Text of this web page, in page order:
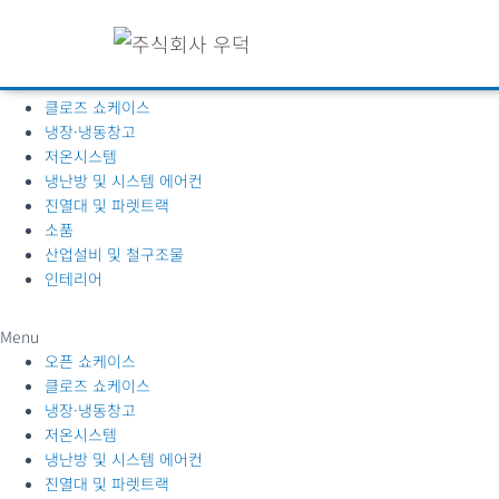
오픈 쇼케이스
클로즈 쇼케이스
냉장·냉동창고
저온시스템
냉난방 및 시스템 에어컨
진열대 및 파렛트랙
소품
산업설비 및 철구조물
인테리어
Menu
오픈 쇼케이스
클로즈 쇼케이스
냉장·냉동창고
저온시스템
냉난방 및 시스템 에어컨
진열대 및 파렛트랙